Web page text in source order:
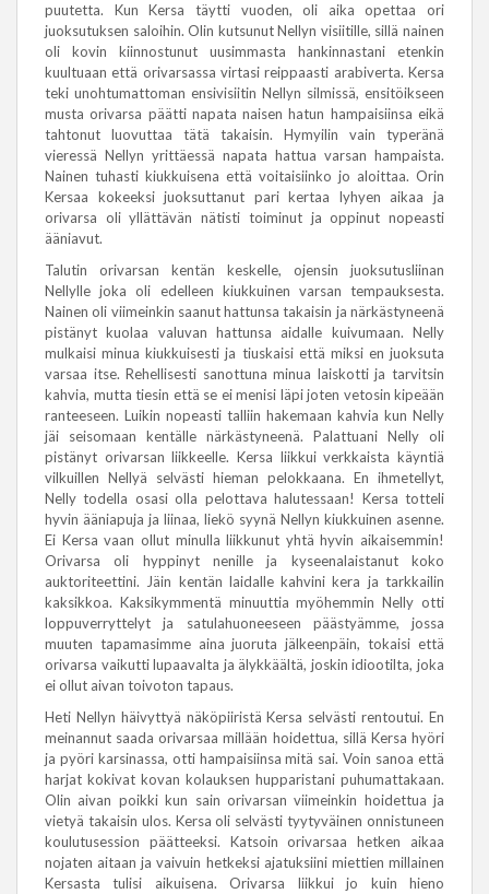
puutetta. Kun Kersa täytti vuoden, oli aika opettaa ori
juoksutuksen saloihin. Olin kutsunut Nellyn visiitille, sillä nainen
oli kovin kiinnostunut uusimmasta hankinnastani etenkin
kuultuaan että orivarsassa virtasi reippaasti arabiverta. Kersa
teki unohtumattoman ensivisiitin Nellyn silmissä, ensitöikseen
musta orivarsa päätti napata naisen hatun hampaisiinsa eikä
tahtonut luovuttaa tätä takaisin. Hymyilin vain typeränä
vieressä Nellyn yrittäessä napata hattua varsan hampaista.
Nainen tuhasti kiukkuisena että voitaisiinko jo aloittaa. Orin
Kersaa kokeeksi juoksuttanut pari kertaa lyhyen aikaa ja
orivarsa oli yllättävän nätisti toiminut ja oppinut nopeasti
ääniavut.
Talutin orivarsan kentän keskelle, ojensin juoksutusliinan
Nellylle joka oli edelleen kiukkuinen varsan tempauksesta.
Nainen oli viimeinkin saanut hattunsa takaisin ja närkästyneenä
pistänyt kuolaa valuvan hattunsa aidalle kuivumaan. Nelly
mulkaisi minua kiukkuisesti ja tiuskaisi että miksi en juoksuta
varsaa itse. Rehellisesti sanottuna minua laiskotti ja tarvitsin
kahvia, mutta tiesin että se ei menisi läpi joten vetosin kipeään
ranteeseen. Luikin nopeasti talliin hakemaan kahvia kun Nelly
jäi seisomaan kentälle närkästyneenä. Palattuani Nelly oli
pistänyt orivarsan liikkeelle. Kersa liikkui verkkaista käyntiä
vilkuillen Nellyä selvästi hieman pelokkaana. En ihmetellyt,
Nelly todella osasi olla pelottava halutessaan! Kersa totteli
hyvin ääniapuja ja liinaa, liekö syynä Nellyn kiukkuinen asenne.
Ei Kersa vaan ollut minulla liikkunut yhtä hyvin aikaisemmin!
Orivarsa oli hyppinyt nenille ja kyseenalaistanut koko
auktoriteettini. Jäin kentän laidalle kahvini kera ja tarkkailin
kaksikkoa. Kaksikymmentä minuuttia myöhemmin Nelly otti
loppuverryttelyt ja satulahuoneeseen päästyämme, jossa
muuten tapamasimme aina juoruta jälkeenpäin, tokaisi että
orivarsa vaikutti lupaavalta ja älykkäältä, joskin idiootilta, joka
ei ollut aivan toivoton tapaus.
Heti Nellyn häivyttyä näköpiiristä Kersa selvästi rentoutui. En
meinannut saada orivarsaa millään hoidettua, sillä Kersa hyöri
ja pyöri karsinassa, otti hampaisiinsa mitä sai. Voin sanoa että
harjat kokivat kovan kolauksen hupparistani puhumattakaan.
Olin aivan poikki kun sain orivarsan viimeinkin hoidettua ja
vietyä takaisin ulos. Kersa oli selvästi tyytyväinen onnistuneen
koulutusession päätteeksi. Katsoin orivarsaa hetken aikaa
nojaten aitaan ja vaivuin hetkeksi ajatuksiini miettien millainen
Kersasta tulisi aikuisena. Orivarsa liikkui jo kuin hieno